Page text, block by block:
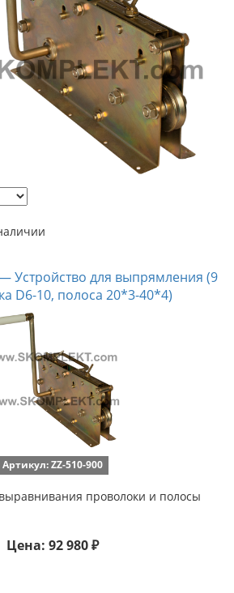
Устройство для выпрямления (9
D6-10, полоса 20*3-40*4)
Артикул: ZZ-510-900
проволоки и полосы
Цена: 92 980 ₽